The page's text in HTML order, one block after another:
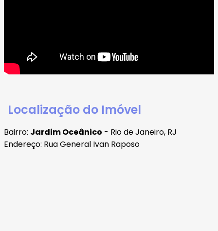
Localização do Imóvel
Bairro: Jardim Oceânico - Rio de Janeiro, RJ
Endereço: Rua General Ivan Raposo